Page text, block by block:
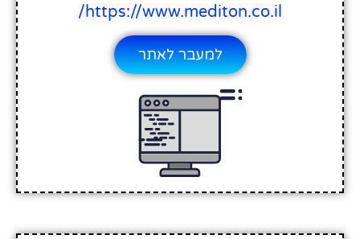
https://www.mediton.co.il/
למעבר לאתר